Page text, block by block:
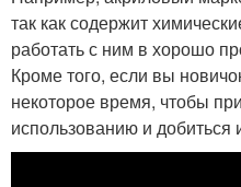
так как содержит
работать с ним в хорошо
Кроме того, если вы
некоторое время, чтобы
использованию и